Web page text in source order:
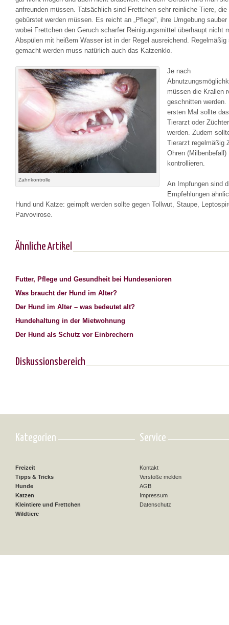
anfreunden müssen. Tatsächlich sind Frettchen sehr reinliche Tiere,
gebürstet werden müssen. Es reicht an „Pflege“, ihre Umgebung
wobei Frettchen den Geruch scharfer Reinigungsmittel überhaupt nicht
Abspülen mit heißem Wasser ist in der Regel ausreichend. Regelmäßig
gemacht werden muss natürlich auch das Katzenklo.
Zahnkontrolle
Je nach
müssen die Krallen
geschnitten werden.
ersten Mal sollte
Tierarzt oder
werden. Zudem
Tierarzt regelmäßig
Ohren (Milbenbefall)
kontrollieren.
An Impfungen sind
Empfehlungen
Hund und Katze: geimpft werden sollte gegen Tollwut, Staupe,
Parvovirose.
Ähnliche Artikel
Futter, Pflege und Gesundheit bei Hundesenioren
Was braucht der Hund im Alter?
Der Hund im Alter – was bedeutet alt?
Hundehaltung in der Mietwohnung
Der Hund als Schutz vor Einbrechern
Diskussionsbereich
Kategorien
Freizeit
Tipps & Tricks
Hunde
Katzen
Kleintiere und Frettchen
Wildtiere
Service
Kontakt
Verstöße melden
AGB
Impressum
Datenschutz